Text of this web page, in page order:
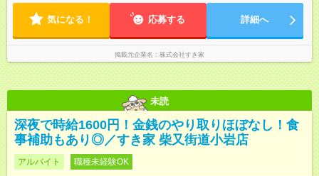
気になる！ 応募する 詳細へ
掲載元企業名 株式会社すき家
未読
深夜で時給1600円！金銭のやり取りほぼなし！食
事補助もあり◎／すき家 柴又街道小岩店
アルバイト 職種未経験OK